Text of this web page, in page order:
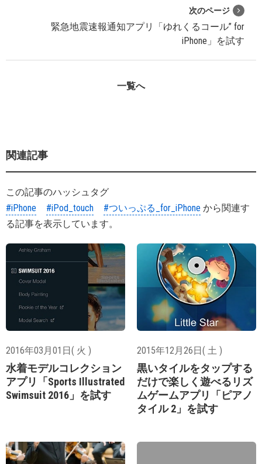
次のページ
緊急地震速報通知アプリ「ゆれくるコール” for
iPhone」を試す
一覧へ
関連記事
この記事のハッシュタグ
#iPhone
#iPod_touch #ついっぷる_for_iPhone から関連す
る記事を表示しています。
2016年03月01日( 火 )
水着モデルコレクション
アプリ「Sports Illustrated
Swimsuit 2016」を試す
2015年12月26日( 土 )
黒いタイルをタップする
だけで楽しく遊べるリズ
ムゲームアプリ「ピアノ
タイル 2」を試す